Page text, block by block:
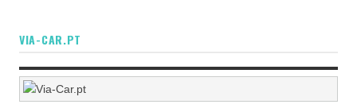
VIA-CAR.PT